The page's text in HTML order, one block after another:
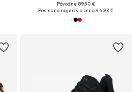
Pôvodne: 89,90 €
Posledná najnižšia cena:44,93 €